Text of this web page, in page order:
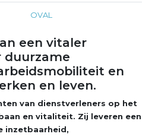
OVAL
een vitaler
duurzame
en
en leven.
van dienstverleners op het
en vitaliteit. Zij leveren een
inzetbaarheid,